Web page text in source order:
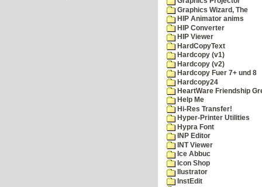
Graphics Wizard, The
HIP Animator anims
HIP Converter
HIP Viewer
HardCopyText
Hardcopy (v1)
Hardcopy (v2)
Hardcopy Fuer 7+ und 8
Hardcopy24
HeartWare Friendship
Help Me
Hi-Res Transfer!
Hyper-Printer Utilities
Hypra Font
INP Editor
INT Viewer
Ice Abbuc
Icon Shop
Ilustrator
InstEdit